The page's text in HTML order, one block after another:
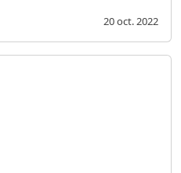
20 oct. 2022